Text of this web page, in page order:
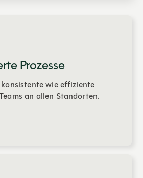
Prozesse
wie effiziente
an allen Standorten.